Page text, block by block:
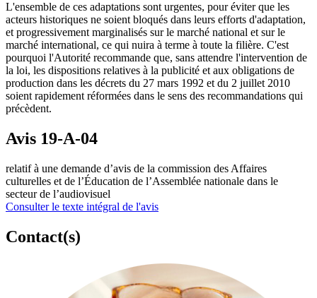
L'ensemble de ces adaptations sont urgentes, pour éviter que les
acteurs historiques ne soient bloqués dans leurs efforts d'adaptation,
et progressivement marginalisés sur le marché national et sur le
marché international, ce qui nuira à terme à toute la filière. C'est
pourquoi l'Autorité recommande que, sans attendre l'intervention de
la loi, les dispositions relatives à la publicité et aux obligations de
production dans les décrets du 27 mars 1992 et du 2 juillet 2010
soient rapidement réformées dans le sens des recommandations qui
précèdent.
Avis 19-A-04
relatif à une demande d’avis de la commission des Affaires
culturelles et de l’Éducation de l’Assemblée nationale dans le
secteur de l’audiovisuel
Consulter le texte intégral de l'avis
Contact(s)